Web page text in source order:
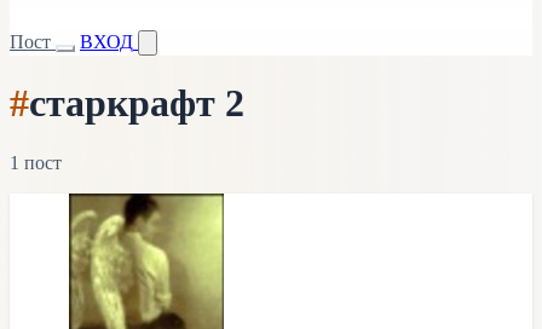
Пост ВХОД
#старкрафт 2
1 пост